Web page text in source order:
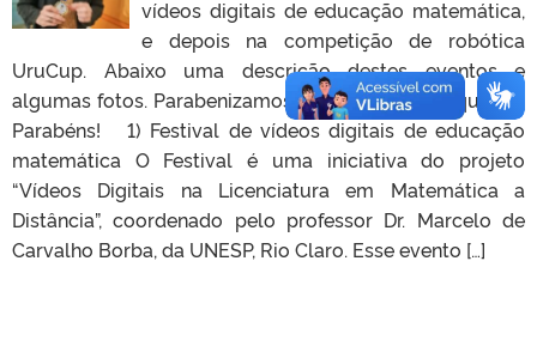
vídeos digitais de educação matemática,
e depois na competição de robótica
UruCup. Abaixo uma descrição destes eventos e
algumas fotos. Parabenizamos a Aline pelas conquistas.
Parabéns! 1) Festival de vídeos digitais de educação
matemática O Festival é uma iniciativa do projeto
“Vídeos Digitais na Licenciatura em Matemática a
Distância”, coordenado pelo professor Dr. Marcelo de
Carvalho Borba, da UNESP, Rio Claro. Esse evento […]